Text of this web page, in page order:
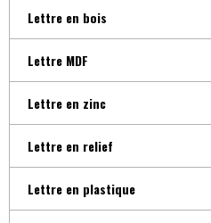
Lettre en bois
Lettre MDF
Lettre en zinc
Lettre en relief
Lettre en plastique